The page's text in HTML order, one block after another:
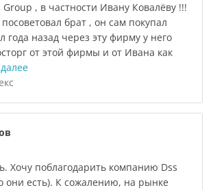
Group , в частности Ивану Ковалёву !!!
брат , он сам покупал
года назад через эту фирму у него
от этой фирмы и от Ивана как
Хочу поблагодарить компанию Dss
они есть). К сожалению, на рынке